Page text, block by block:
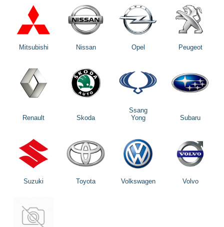
Mitsubishi Nissan Opel Peugeot
Renault Skoda
Ssang
Yong
Subaru
Suzuki Toyota Volkswagen Volvo